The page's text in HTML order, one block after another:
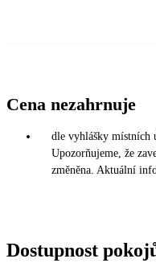
Cena nezahrnuje
dle vyhlášky místních
Upozorňujeme, že
změněna. Aktuální
Dostupnost